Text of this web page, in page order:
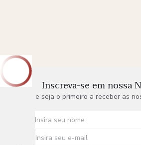
Inscreva-se em nossa
e seja o primeiro a receber as